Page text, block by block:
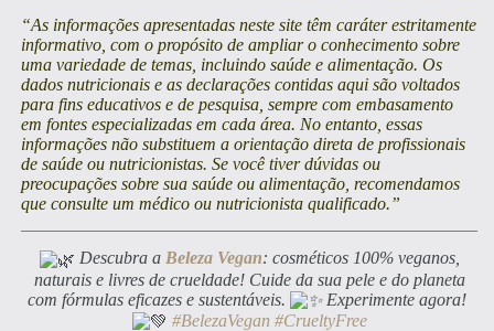
“As informações apresentadas neste site têm caráter estritamente
informativo, com o propósito de ampliar o conhecimento sobre
uma variedade de temas, incluindo saúde e alimentação. Os
dados nutricionais e as declarações contidas aqui são voltados
para fins educativos e de pesquisa, sempre com embasamento
em fontes especializadas em cada área. No entanto, essas
informações não substituem a orientação direta de profissionais
de saúde ou nutricionistas. Se você tiver dúvidas ou
preocupações sobre sua saúde ou alimentação, recomendamos
que consulte um médico ou nutricionista qualificado.”
Descubra a Beleza Vegan: cosméticos 100% veganos,
naturais e livres de crueldade! Cuide da sua pele e do planeta
com fórmulas eficazes e sustentáveis.
Experimente agora!
#BelezaVegan #CrueltyFree